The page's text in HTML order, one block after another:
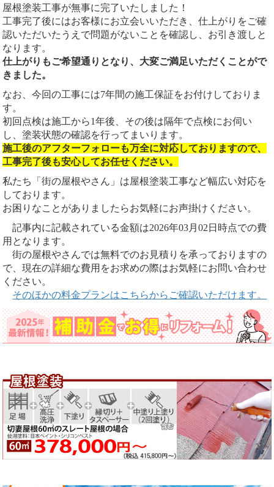
屋根塗装工事が無事に完了いたしました！
工事完了後にはお客様にお立会いいただき、仕上がりをご確
認いただいたうえで問題がないことを確認し、お引き渡しと
なります。
仕上がりもご希望通りとなり、大変ご満足いただくことがで
きました。
なお、今回の工事には7年間の施工保証をお付けしておりま
す。
初回点検は施工から1年後、その後は隔年で点検にお伺い
し、塗装状態の確認を行ってまいります。
施工後のアフターフォローも万全に対応しておりますので、
工事完了後も安心してお任せください。
私たち「街の屋根やさん」は屋根塗装工事など幅広い対応を
しております。
お困りなことがありましたらお気軽にお声掛けください。
記事内に記載されている金額は2026年03月02日時点での費
用となります。
街の屋根やさんでは無料でのお見積りを承っておりますの
で、現在の詳細な費用をお求めの際はお気軽にお問い合わせ
ください。
そのほかの料金プランはこちらからご確認いただけます。